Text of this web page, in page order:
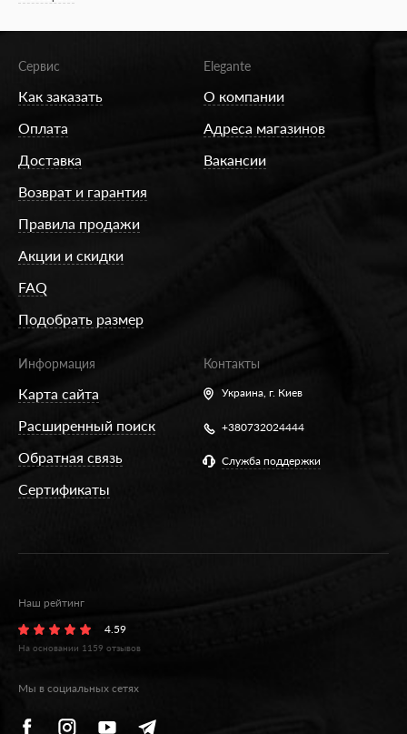
Сервис
Как заказать
Оплата
Доставка
Возврат и гарантия
Правила продажи
Акции и скидки
FAQ
Подобрать размер
Elegante
О компании
Адреса магазинов
Вакансии
Информация
Карта сайта
Расширенный поиск
Обратная связь
Сертификаты
Контакты
Украина, г. Киев
+380732024444
Служба поддержки
Наш рейтинг
4.59
На основании 1159 отзывов
Мы в социальных сетях